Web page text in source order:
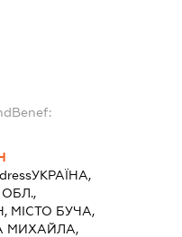
УКРАЇНА,
ОБЛ.,
МІСТО БУЧА,
МИХАЙЛА,